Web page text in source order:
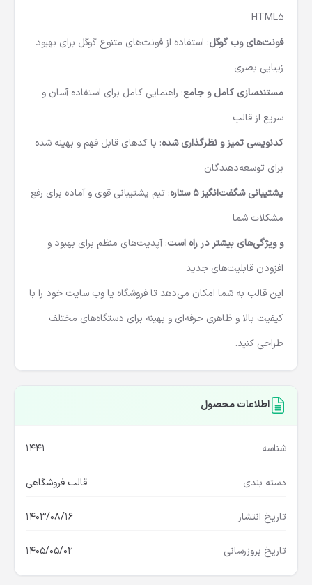
HTML5
فونت‌های وب گوگل: استفاده از فونت‌های متنوع گوگل برای بهبود
زیبایی بصری
مستندسازی کامل و جامع: راهنمایی کامل برای استفاده آسان و
سریع از قالب
کدنویسی تمیز و نظر‌گذاری شده: با کدهای قابل فهم و بهینه شده
برای توسعه‌دهندگان
پشتیبانی شگفت‌انگیز 5 ستاره
: تیم پشتیبانی قوی و آماده برای رفع
مشکلات شما
و ویژگی‌های بیشتر در راه است: آپدیت‌های منظم برای بهبود و
افزودن قابلیت‌های جدید
این قالب به شما امکان می‌دهد تا فروشگاه یا وب سایت خود را با
کیفیت بالا و ظاهری حرفه‌ای و بهینه برای دستگاه‌های مختلف
طراحی کنید.
اطلاعات محصول
شناسه 1441
دسته بندی قالب فروشگاهی
تاریخ انتشار 1403/08/16
تاریخ بروزرسانی 1405/05/02